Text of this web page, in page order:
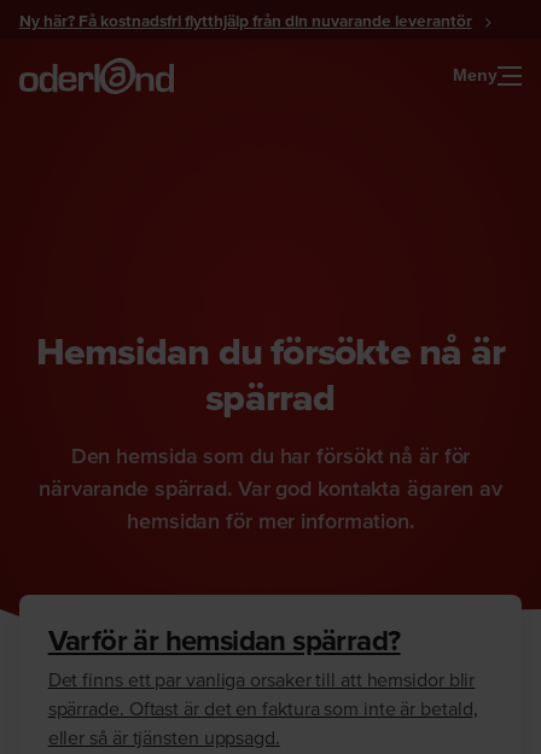
Gå
innehåll
Ny här? Få kostnadsfri flytthjälp från din nuvarande leverantör
Meny
Hemsidan du försökte nå är
spärrad
Den hemsida som du har försökt nå är för
närvarande spärrad. Var god kontakta ägaren av
hemsidan för mer information.
Varför är hemsidan spärrad?
Det finns ett par vanliga orsaker till att hemsidor blir
spärrade. Oftast är det en faktura som inte är betald,
eller så är tjänsten uppsagd.